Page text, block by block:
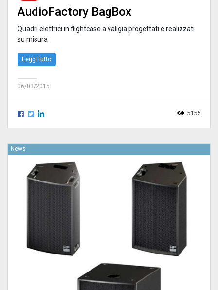
AudioFactory BagBox
Quadri elettrici in flightcase a valigia progettati e realizzati
su misura
Leggi tutto
06/03/2015
5155
News